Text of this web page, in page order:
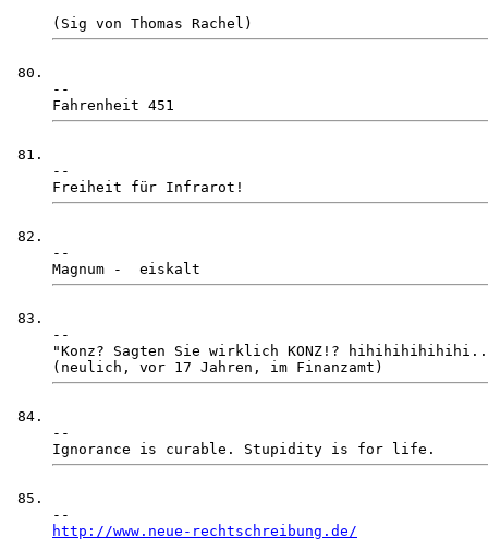
--
--
--
--
"Konz? Sagten Sie wirklich KONZ!?
--
http://www.neue-rechtschreibung.de/